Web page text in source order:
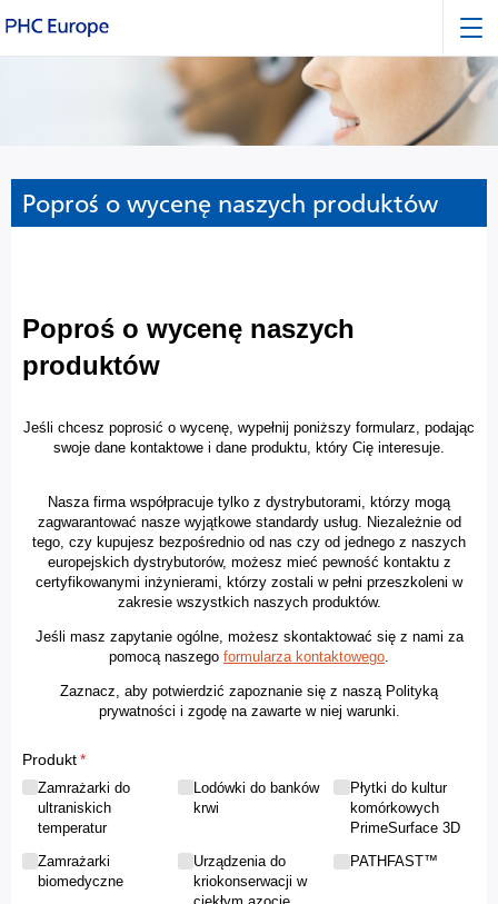
Poproś o wycenę naszych produktów